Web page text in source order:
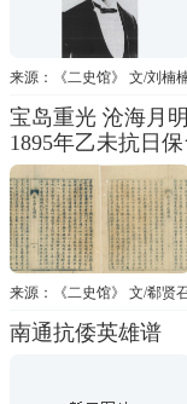
来源：《二史馆》 文/刘楠
宝岛重光 沧海月
1895年乙未抗日
来源：《二史馆》 文/郗贤
南通抗倭英雄谱